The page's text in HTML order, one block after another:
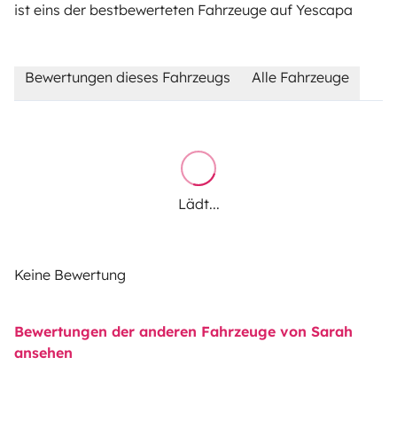
ist eins der bestbewerteten Fahrzeuge auf Yescapa
Bewertungen dieses Fahrzeugs Alle Fahrzeuge
Lädt...
Keine Bewertung
Bewertungen der anderen Fahrzeuge von Sarah
ansehen